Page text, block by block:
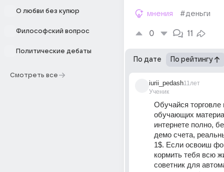
О любви без купюр
Философский вопрос
Политические дебаты
Смотреть все
мнения #деньги
0 11
По дате По рейтингу
iurii_pedash
Ученик
11лет
Обучайся торговле
обучающих
интернете полно,
демо счета,
1$. Если освоиш
кормить тебя всю
советник для